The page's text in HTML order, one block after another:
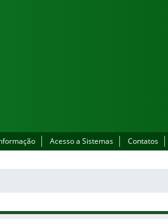
Acesso a Sistemas Contatos